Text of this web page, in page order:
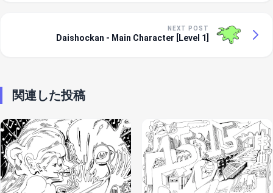
NEXT POST
Daishockan - Main Character [Level 1]
関連した投稿